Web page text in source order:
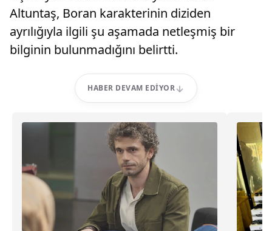
Altuntaş, Boran karakterinin diziden
ayrılığıyla ilgili şu aşamada netleşmiş bir
bilginin bulunmadığını belirtti.
HABER DEVAM EDIYOR